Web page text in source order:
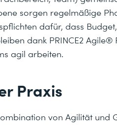
sorgen regelmäßige
dafür, dass
dank PRINCE2
agil arbeiten.
Praxis
von Agilität und